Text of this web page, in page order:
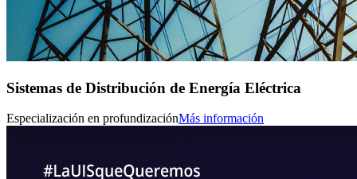
Sistemas de Distribución de Energía Eléctrica
Especialización en profundizaciónMás información